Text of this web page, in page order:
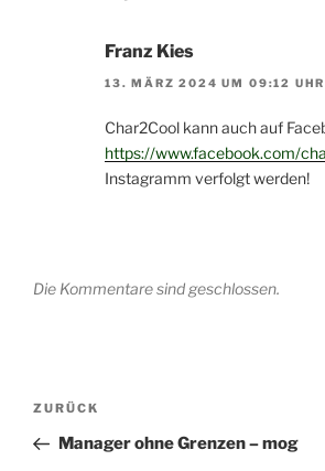
Franz Kies
13. MÄRZ 2024 UM 09:12 UHR
Char2Cool kann auch auf
https://www.facebook.com/
Instagramm verfolgt werden!
Die Kommentare sind geschlossen.
Beitragsnavigation
Vorheriger
Beitrag
ZURÜCK
Manager ohne Grenzen – mog